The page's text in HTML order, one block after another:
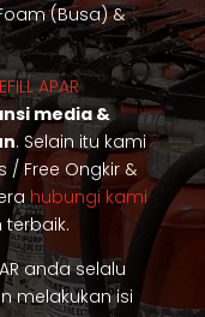
(Busa) &
APAR
media &
. Selain itu kami
Free Ongkir &
hubungi kami
anda selalu
melakukan isi